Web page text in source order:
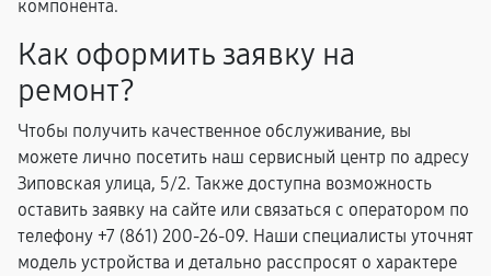
компонента.
Как оформить заявку на
ремонт?
Чтобы получить качественное обслуживание, вы
можете лично посетить наш сервисный центр по адресу
Зиповская улица, 5/2. Также доступна возможность
оставить заявку на сайте или связаться с оператором по
телефону +7 (861) 200-26-09. Наши специалисты уточнят
модель устройства и детально расспросят о характере